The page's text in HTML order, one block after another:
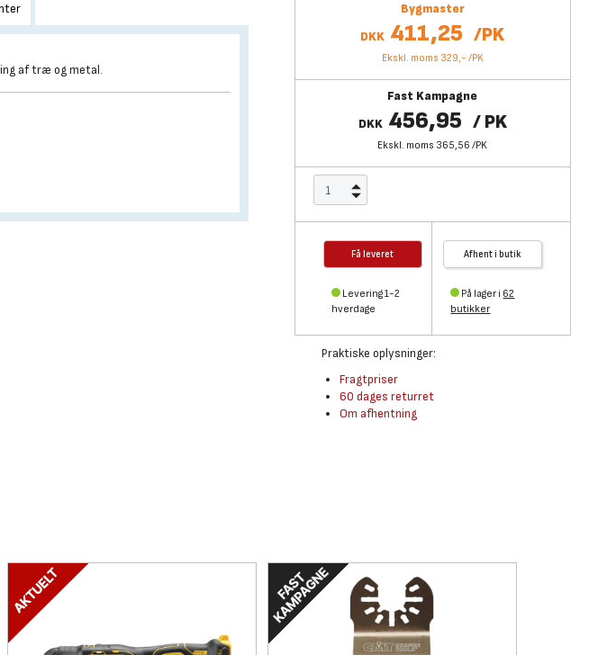
Bygmaster
DKK 411,25 /PK
Ekskl. moms 329,- /PK
Fast Kampagne
DKK 456,95 /PK
Ekskl. moms 365,56 /PK
Få leveret
Levering 1-2
hverdage
Afhent i butik
På lager i 62
butikker
Praktiske oplysninger:
Fragtpriser
60 dages returret
Om afhentning
af træ og metal.